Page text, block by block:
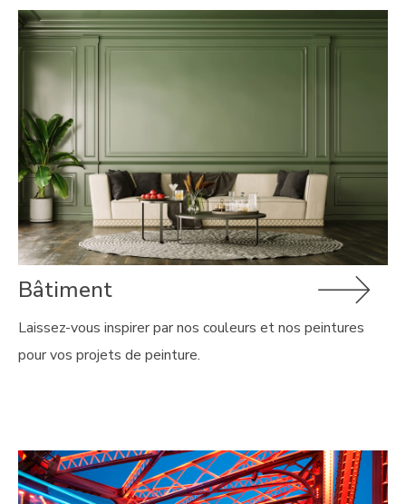
Bâtiment
Laissez-vous inspirer par nos couleurs et nos peintures
pour vos projets de peinture.